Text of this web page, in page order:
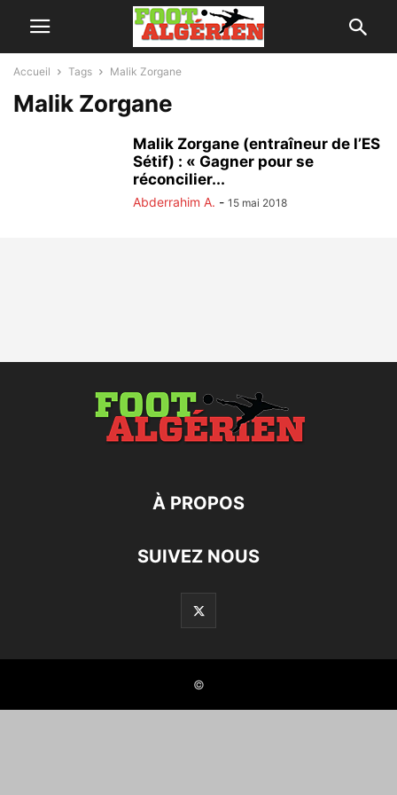
Accueil Tags Malik Zorgane
Malik Zorgane
Malik Zorgane (entraîneur de l’ES
Sétif) : « Gagner pour se
réconcilier...
Abderrahim A. - 15 mai 2018
À PROPOS
SUIVEZ NOUS
©